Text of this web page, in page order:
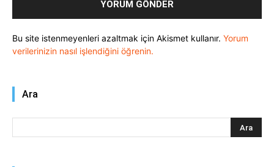
Bu site istenmeyenleri azaltmak için Akismet kullanır. Yorum
verilerinizin nasıl işlendiğini öğrenin.
Ara